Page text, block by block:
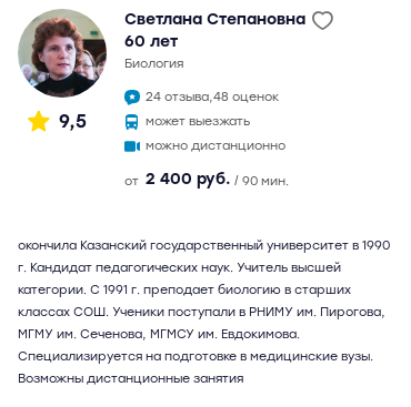
9,5
Светлана Степановна
60 лет
биология
24 отзыва,48 оценок
может выезжать
можно дистанционно
от 2 400 руб. / 90 мин.
окончила Казанский государственный университет в 1990
г. Кандидат педагогических наук. Учитель высшей
категории. С 1991 г. преподает биологию в старших
классах СОШ. Ученики поступали в РНИМУ им. Пирогова,
МГМУ им. Сеченова, МГМСУ им. Евдокимова.
Специализируется на подготовке в медицинские вузы.
Возможны дистанционные занятия